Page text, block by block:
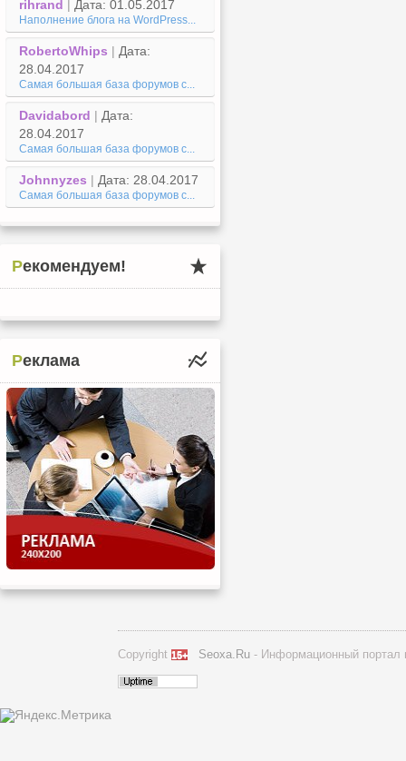
rihrand | Дата: 01.05.2017
Наполнение блога на WordPress...
RobertoWhips | Дата:
28.04.2017
Самая большая база форумов с...
Davidabord | Дата:
28.04.2017
Самая большая база форумов с...
Johnnyzes | Дата: 28.04.2017
Самая большая база форумов с...
Рекомендуем!
Реклама
Copyright 15+ Seoxa.Ru - Информационный портал